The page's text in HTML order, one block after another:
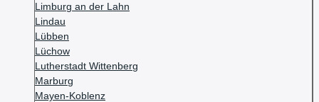
Limburg an der Lahn
Lindau
Lübben
Lüchow
Lutherstadt Wittenberg
Marburg
Mayen-Koblenz